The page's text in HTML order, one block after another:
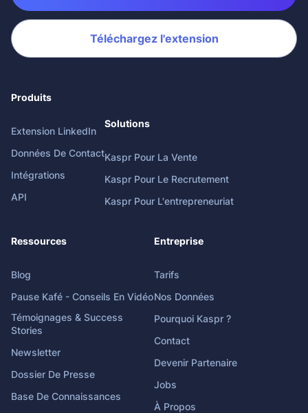
Téléchargez l'extension
Produits
Extension LinkedIn
Données De Contact
Intégrations
API
Solutions
Kaspr Pour La Vente
Kaspr Pour Le Recrutement
Kaspr Pour L'entrepreneuriat
Ressources
Blog
Pause Kafé - Conseils En Vidéo
Témoignages & Success
Stories
Newsletter
Dossier De Presse
Base De Connaissances
Entreprise
Tarifs
Nos Données
Pourquoi Kaspr ?
Contact
Devenir Partenaire
Jobs
À Propos